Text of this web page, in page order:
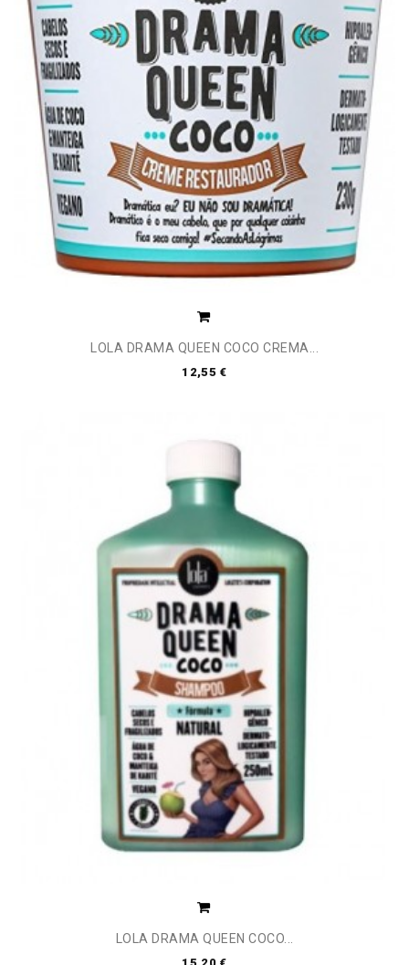
LOLA DRAMA QUEEN COCO CREMA...
12,55 €
LOLA DRAMA QUEEN COCO...
15,20 €